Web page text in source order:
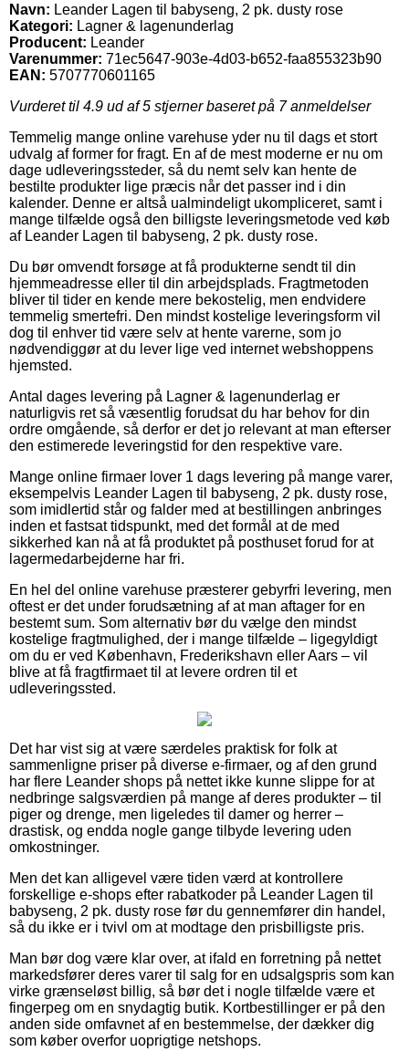
Navn: Leander Lagen til babyseng, 2 pk. dusty rose
Kategori: Lagner & lagenunderlag
Producent: Leander
Varenummer: 71ec5647-903e-4d03-b652-faa855323b90
EAN: 5707770601165
Vurderet til 4.9 ud af 5 stjerner baseret på 7anmeldelser
Temmelig mange online varehuse yder nu til dags et stort
udvalg af former for fragt. En af de mest moderne er nu om
dage udleveringssteder, så du nemt selv kan hente de
bestilte produkter lige præcis når det passer ind i din
kalender. Denne er altså ualmindeligt ukompliceret, samt i
mange tilfælde også den billigste leveringsmetode ved køb
af Leander Lagen til babyseng, 2 pk. dusty rose.
Du bør omvendt forsøge at få produkterne sendt til din
hjemmeadresse eller til din arbejdsplads. Fragtmetoden
bliver til tider en kende mere bekostelig, men endvidere
temmelig smertefri. Den mindst kostelige leveringsform vil
dog til enhver tid være selv at hente varerne, som jo
nødvendiggør at du lever lige ved internet webshoppens
hjemsted.
Antal dages levering på Lagner & lagenunderlag er
naturligvis ret så væsentlig forudsat du har behov for din
ordre omgående, så derfor er det jo relevant at man efterser
den estimerede leveringstid for den respektive vare.
Mange online firmaer lover 1 dags levering på mange varer,
eksempelvis Leander Lagen til babyseng, 2 pk. dusty rose,
som imidlertid står og falder med at bestillingen anbringes
inden et fastsat tidspunkt, med det formål at de med
sikkerhed kan nå at få produktet på posthuset forud for at
lagermedarbejderne har fri.
En hel del online varehuse præsterer gebyrfri levering, men
oftest er det under forudsætning af at man aftager for en
bestemt sum. Som alternativ bør du vælge den mindst
kostelige fragtmulighed, der i mange tilfælde – ligegyldigt
om du er ved København, Frederikshavn eller Aars – vil
blive at få fragtfirmaet til at levere ordren til et
udleveringssted.
Det har vist sig at være særdeles praktisk for folk at
sammenligne priser på diverse e-firmaer, og af den grund
har flere Leander shops på nettet ikke kunne slippe for at
nedbringe salgsværdien på mange af deres produkter – til
piger og drenge, men ligeledes til damer og herrer –
drastisk, og endda nogle gange tilbyde levering uden
omkostninger.
Men det kan alligevel være tiden værd at kontrollere
forskellige e-shops efter rabatkoder på Leander Lagen til
babyseng, 2 pk. dusty rose før du gennemfører din handel,
så du ikke er i tvivl om at modtage den prisbilligste pris.
Man bør dog være klar over, at ifald en forretning på nettet
markedsfører deres varer til salg for en udsalgspris som kan
virke grænseløst billig, så bør det i nogle tilfælde være et
fingerpeg om en snydagtig butik. Kortbestillinger er på den
anden side omfavnet af en bestemmelse, der dækker dig
som køber overfor uoprigtige netshops.